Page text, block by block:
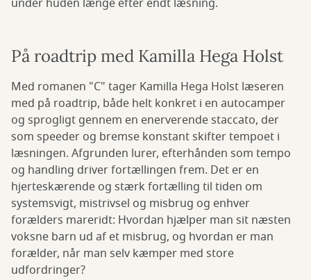
under huden længe efter endt læsning.
På roadtrip med Kamilla Hega Holst
Med romanen "C" tager Kamilla Hega Holst læseren
med på roadtrip, både helt konkret i en autocamper
og sprogligt gennem en enerverende staccato, der
som speeder og bremse konstant skifter tempoet i
læsningen. Afgrunden lurer, efterhånden som tempo
og handling driver fortællingen frem. Det er en
hjerteskærende og stærk fortælling til tiden om
systemsvigt, mistrivsel og misbrug og enhver
forælders mareridt: Hvordan hjælper man sit næsten
voksne barn ud af et misbrug, og hvordan er man
forælder, når man selv kæmper med store
udfordringer?